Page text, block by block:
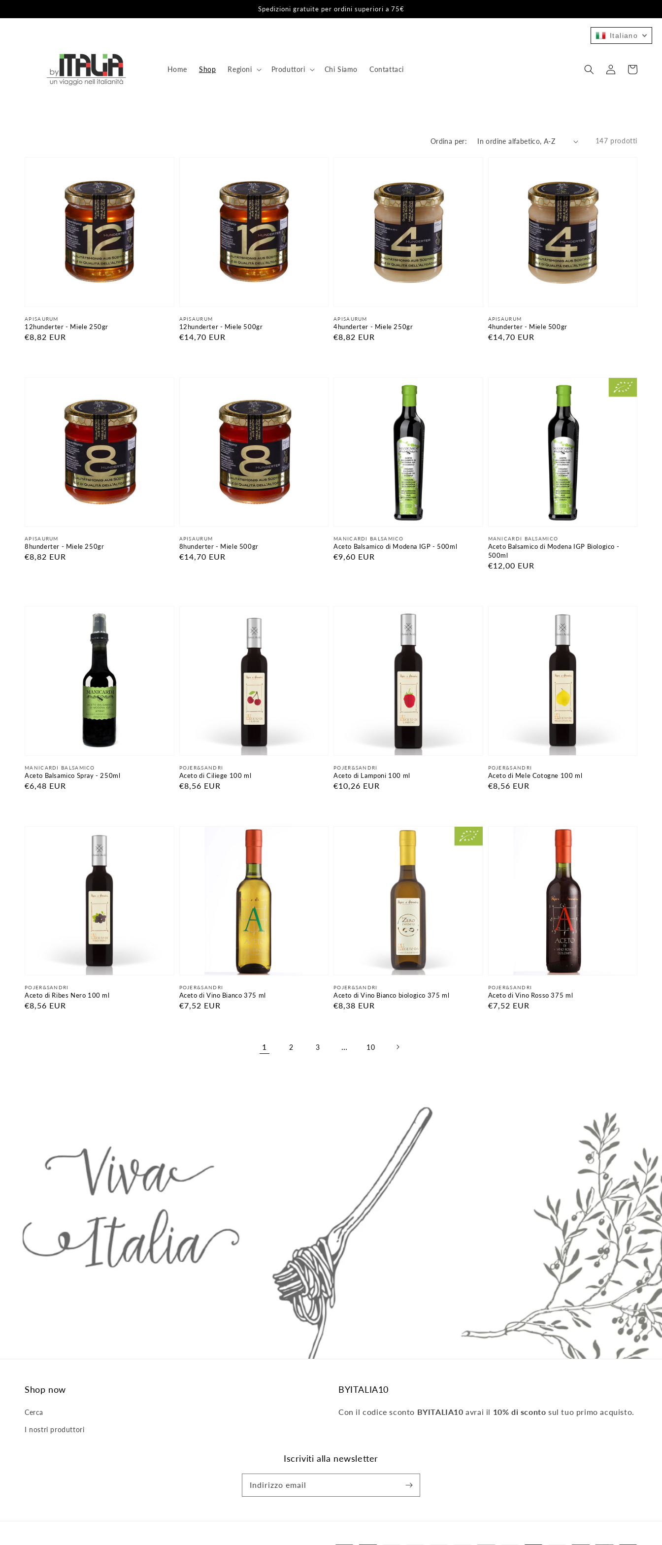
ai contenuti
Spedizioni gratuite per ordini superiori a 75€
Home Shop Regioni Produttori Chi Siamo Contattaci Accedi Carrello
Ordina per: 147 prodotti
Fornitore:
APISAURUM
12hunderter - Miele 250gr
Prezzo
€8,82 EUR
Fornitore:
APISAURUM
12hunderter - Miele 500gr
Prezzo
€14,70 EUR
Fornitore:
APISAURUM
4hunderter - Miele 250gr
Prezzo
€8,82 EUR
Fornitore:
APISAURUM
4hunderter - Miele 500gr
Prezzo
€14,70 EUR
Fornitore:
APISAURUM
8hunderter - Miele 250gr
Prezzo
€8,82 EUR
Fornitore:
APISAURUM
8hunderter - Miele 500gr
Prezzo
€14,70 EUR
Fornitore:
MANICARDI BALSAMICO
Aceto Balsamico di Modena IGP - 500ml
Prezzo
€9,60 EUR
Fornitore:
MANICARDI BALSAMICO
Aceto Balsamico di Modena IGP Biologico -
500ml
Prezzo
€12,00 EUR
Fornitore:
MANICARDI BALSAMICO
Aceto Balsamico Spray - 250ml
Prezzo
€6,48 EUR
Fornitore:
POJER&SANDRI
Aceto di Ciliege 100 ml
Prezzo
€8,56 EUR
Fornitore:
POJER&SANDRI
Aceto di Lamponi 100 ml
Prezzo
€10,26 EUR
Fornitore:
POJER&SANDRI
Aceto di Mele Cotogne 100 ml
Prezzo
€8,56 EUR
Fornitore:
POJER&SANDRI
Aceto di Ribes Nero 100 ml
Prezzo
€8,56 EUR
Fornitore:
POJER&SANDRI
Aceto di Vino Bianco 375 ml
Prezzo
€7,52 EUR
Fornitore:
POJER&SANDRI
Aceto di Vino Bianco biologico 375 ml
Prezzo
€8,38 EUR
Fornitore:
POJER&SANDRI
Aceto di Vino Rosso 375 ml
Prezzo
€7,52 EUR
1 2 3 … 10
Shop now
Cerca
I nostri produttori
BYITALIA10
Con il codice sconto BYITALIA10 avrai il 10% di sconto sul tuo primo acquisto.
Iscriviti alla newsletter
Indirizzo email
Italiano